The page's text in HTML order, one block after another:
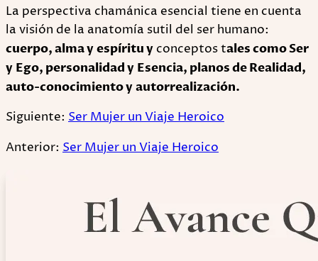
La pers­pec­tiva cha­má­nica esen­cial tiene en cuenta
la visión de la anato­mía sutil del ser humano:
cuerpo, alma y espí­ritu y con­cep­tos tales como Ser
y Ego, per­so­na­li­dad y Esen­cia, pla­nos de Reali­dad,
auto-​conocimiento y autorrealización.
Siguiente: Ser Mujer un Viaje Heroico
Anterior: Ser Mujer un Viaje Heroico